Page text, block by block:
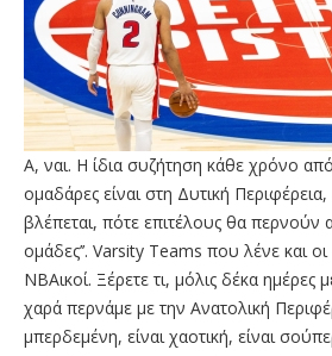
Α, ναι. Η ίδια συζήτηση κάθε χρόνο από
ομαδάρες είναι στη Δυτική
βλέπεται, πότε επιτέλους θα περνούν
ομάδες’’. Varsity Teams που λένε και
ΝΒΑικοί. Ξέρετε τι, μόλις δέκα ημέρες
χαρά περνάμε με την Ανατολική
μπερδεμένη, είναι χαοτική, είναι